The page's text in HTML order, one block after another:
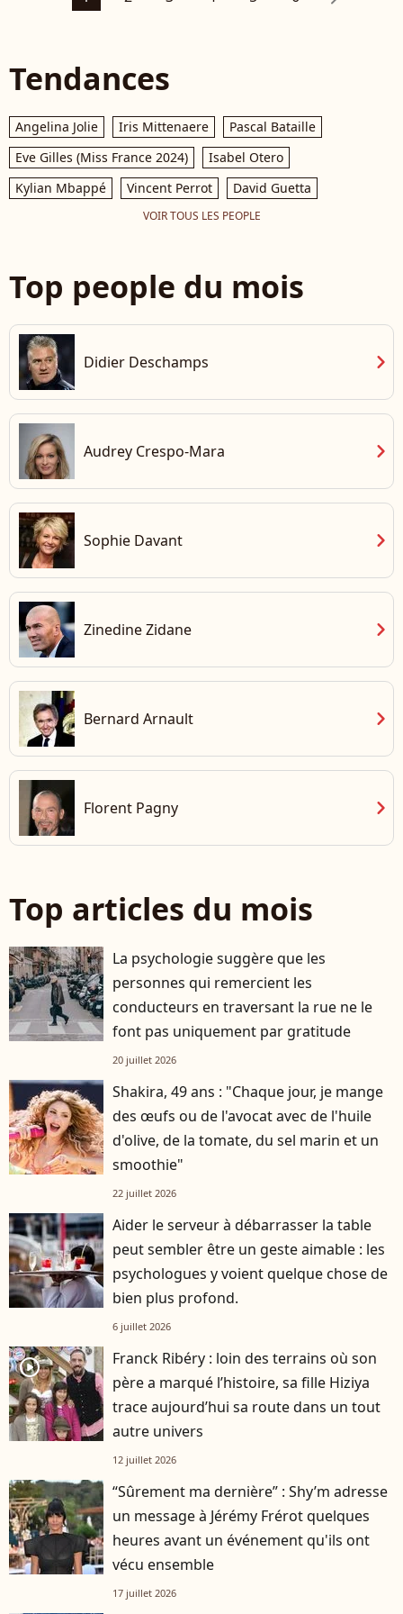
Tendances
Angelina Jolie Iris Mittenaere
Pascal Bataille
Eve Gilles (Miss France 2024)
Isabel Otero
Kylian Mbappé
Vincent Perrot David Guetta
VOIR TOUS LES PEOPLE
Top people du mois
Didier Deschamps chevron_right
Audrey Crespo-Mara chevron_right
Sophie Davant chevron_right
Zinedine Zidane chevron_right
Bernard Arnault chevron_right
Florent Pagny chevron_right
Top articles du mois
La psychologie suggère que les
personnes qui remercient les
conducteurs en traversant la rue ne le
font pas uniquement par gratitude
20 juillet 2026
Shakira, 49 ans : "Chaque jour, je mange
des œufs ou de l'avocat avec de l'huile
d'olive, de la tomate, du sel marin et un
smoothie"
22 juillet 2026
Aider le serveur à débarrasser la table
peut sembler être un geste aimable : les
psychologues y voient quelque chose de
bien plus profond.
6 juillet 2026
player2
Franck Ribéry : loin des terrains où son
père a marqué l’histoire, sa fille Hiziya
trace aujourd’hui sa route dans un tout
autre univers
12 juillet 2026
“Sûrement ma dernière” : Shy’m adresse
un message à Jérémy Frérot quelques
heures avant un événement qu'ils ont
vécu ensemble
17 juillet 2026